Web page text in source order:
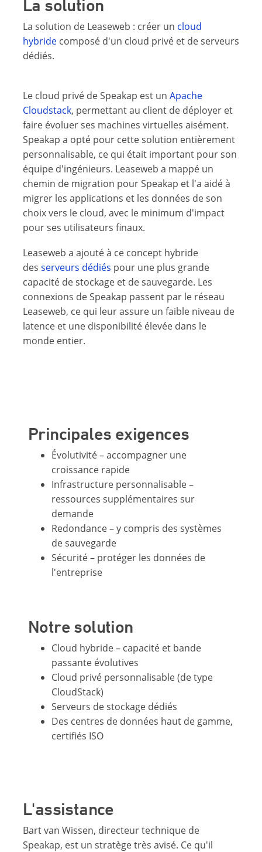
La solution
La solution de Leaseweb : créer un cloud
hybride composé d'un cloud privé et de serveurs
dédiés.
Le cloud privé de Speakap est un Apache
Cloudstack, permettant au client de déployer et
faire évoluer ses machines virtuelles aisément.
Speakap a opté pour cette solution entièrement
personnalisable, ce qui était important pour son
équipe d'ingénieurs. Leaseweb a mappé un
chemin de migration pour Speakap et l'a aidé à
migrer les applications et les données de son
choix vers le cloud, avec le minimum d'impact
pour ses utilisateurs finaux.
Leaseweb a ajouté à ce concept hybride
des serveurs dédiés pour une plus grande
capacité de stockage et de sauvegarde. Les
connexions de Speakap passent par le réseau
Leaseweb, ce qui leur assure un faible niveau de
latence et une disponibilité élevée dans le
monde entier.
Principales exigences
Évolutivité – accompagner une
croissance rapide
Infrastructure personnalisable –
ressources supplémentaires sur
demande
Redondance – y compris des systèmes
de sauvegarde
Sécurité – protéger les données de
l'entreprise
Notre solution
Cloud hybride – capacité et bande
passante évolutives
Cloud privé personnalisable (de type
CloudStack)
Serveurs de stockage dédiés
Des centres de données haut de gamme,
certifiés ISO
L'assistance
Bart van Wissen, directeur technique de
Speakap, est un stratège très avisé. Ce qu'il